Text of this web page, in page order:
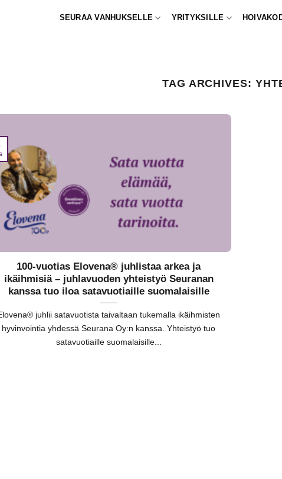
SEURAA VANHUKSELLE YRITYKSILLE
TAG ARCHIVES:
100-vuotias Elovena® juhlistaa arkea ja
ikäihmisiä – juhlavuoden yhteistyö Seuranan
kanssa tuo iloa satavuotiaille suomalaisille
juhlii satavuotista taivaltaan tukemalla ikäihmisten
hyvinvointia yhdessä Seurana Oy:n kanssa. Yhteistyö tuo
satavuotiaille suomalaisille...